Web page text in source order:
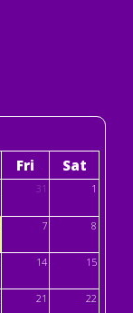
Fri Sat
31 1
7 8
14 15
21 22